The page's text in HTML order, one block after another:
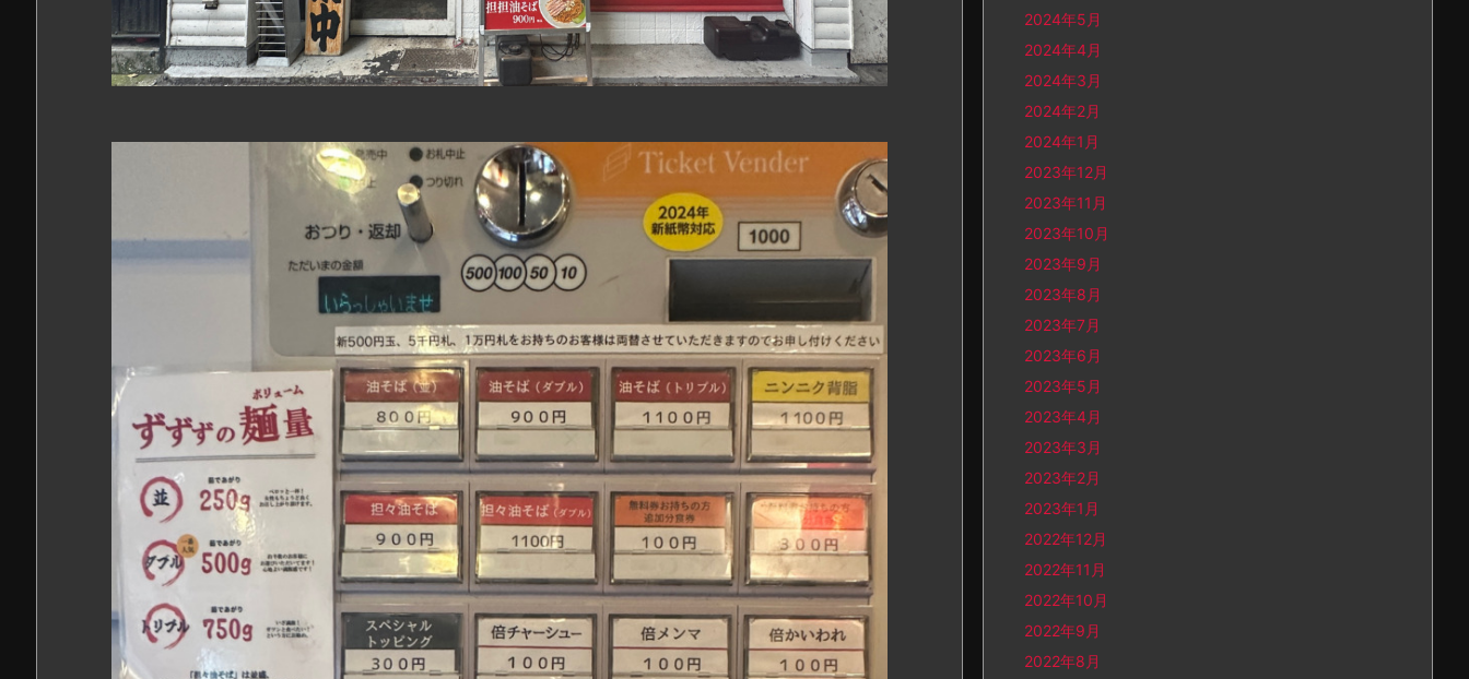
2024年5月
2024年4月
2024年3月
2024年2月
2024年1月
2023年12月
2023年11月
2023年10月
2023年9月
2023年8月
2023年7月
2023年6月
2023年5月
2023年4月
2023年3月
2023年2月
2023年1月
2022年12月
2022年11月
2022年10月
2022年9月
2022年8月